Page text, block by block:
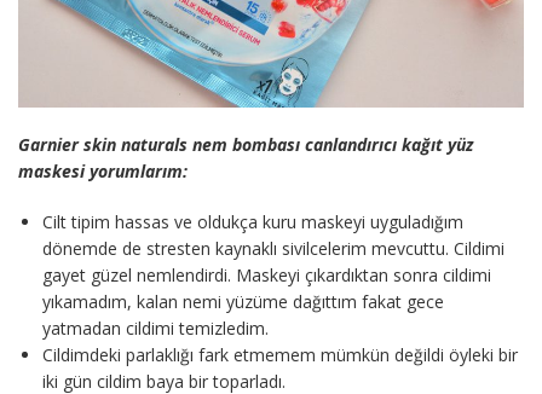
Garnier skin naturals nem bombası canlandırıcı kağıt yüz
maskesi yorumlarım:
Cilt tipim hassas ve oldukça kuru maskeyi uyguladığım
dönemde de stresten kaynaklı sivilcelerim mevcuttu. Cildimi
gayet güzel nemlendirdi. Maskeyi çıkardıktan sonra cildimi
yıkamadım, kalan nemi yüzüme dağıttım fakat gece
yatmadan cildimi temizledim.
Cildimdeki parlaklığı fark etmemem mümkün değildi öyleki bir
iki gün cildim baya bir toparladı.